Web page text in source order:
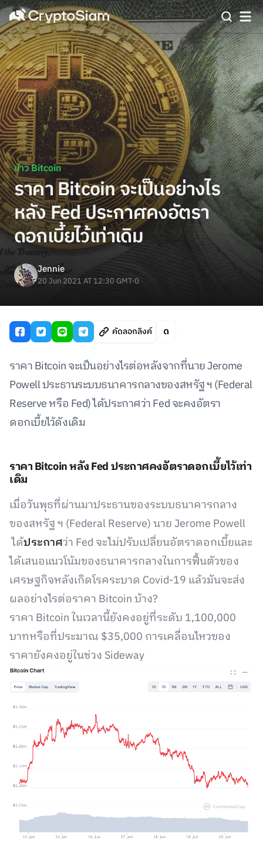
ข่าว Bitcoin
ราคา Bitcoin จะเป็นอย่างไร
หลัง Fed ประกาศคงอัตรา
ดอกเบี้ยไว้เท่าเดิม
Jennie
20 Jun 2021 AT 12:30 GMT-0
คัดลอกลิงค์
ราคา Bitcoin จะเป็นอย่างไรต่อหลังจากที่นาย Jerome
Powell ประธานระบบธนาคารกลางของสหรัฐ ฯ (Federal
Reserve หรือ Fed) ได้ประกาศว่า Fed จะคงอัตรา
ดอกเบี้ยไว้ดังเดิม
ราคา Bitcoin หลัง Fed ประกาศคงอัตราดอกเบี้ยไว้เท่า
เดิม
เมื่อวันพุธที่ผ่านมาประธานของระบบธนาคารกลาง
ของสหรัฐ ฯ (Federal Reserve) นาย Jerome Powell
ได้ประกาศว่า Fed จะไม่ปรับเปลี่ยนอัตราดอกเบี้ยและ
ได้เสนอแนวโน้มของธนาคารกลางในการฟื้นตัวของ
เศรษฐกิจหลังเกิดโรคระบาด Covid-19 แล้วมันจะส่ง
ผลอย่างไรต่อราคา Bitcoin บ้าง?
ราคา Bitcoin ในเวลานี้ยังคงอยู่ที่ระดับ 1,100,000
บาทหรือที่ประมาณ $35,000 การเคลื่อนไหวของ
ราคายังคงอยู่ในช่วง Sideway